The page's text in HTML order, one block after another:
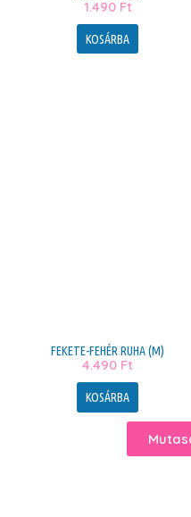
1.490 Ft
KOSÁRBA
FEKETE-FEHÉR RUHA (M)
4.490 Ft
KOSÁRBA